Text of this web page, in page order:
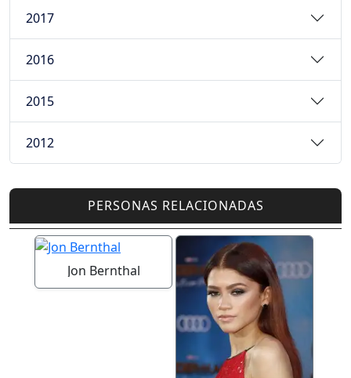
2017
2016
2015
2012
PERSONAS RELACIONADAS
Jon Bernthal